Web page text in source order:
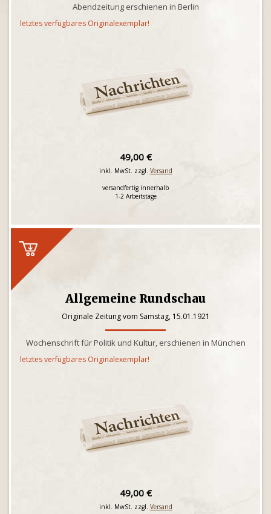
Abendzeitung erschienen in Berlin
letztes verfügbares Originalexemplar!
49,00 €
inkl. MwSt. zzgl. Versand
versandfertig innerhalb
1-2 Arbeitstage
Allgemeine Rundschau
Originale Zeitung vom Samstag, 15.01.1921
Wochenschrift für Politik und Kultur, erschienen in München
letztes verfügbares Originalexemplar!
49,00 €
inkl. MwSt. zzgl. Versand